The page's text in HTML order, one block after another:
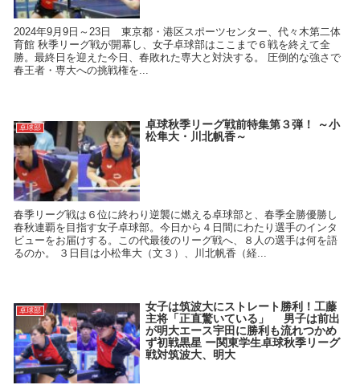
2024年9月9日～23日 東京都・港区スポーツセンター、代々木第二体
育館 秋季リーグ戦が開幕し、女子卓球部はここまで６戦を終えて全
勝。最終日を迎えた今日、春敗れた専大と対決する。 圧倒的な強さで
春王者・専大への挑戦権を...
卓球部
卓球秋季リーグ戦前特集第３弾！ ～小
松隼大・川北帆香～
春季リーグ戦は６位に終わり逆襲に燃える卓球部と、春季全勝優勝し
春秋連覇を目指す女子卓球部。今日から４日間にわたり選手のインタ
ビューをお届けする。この代最後のリーグ戦へ、８人の選手は何を語
るのか。 ３日目は小松隼大（文３）、川北帆香（経...
卓球部
女子は筑波大にストレート勝利！工藤
主将「正直驚いている」 男子は前出
が明大エース宇田に勝利も流れつかめ
ず初戦黒星 ー関東学生卓球秋季リーグ
戦対筑波大、明大